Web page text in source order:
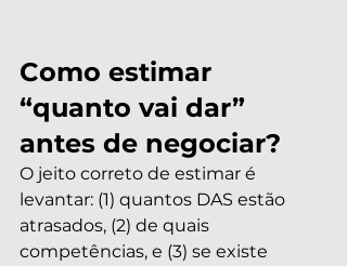
Como estimar
“quanto vai dar”
antes de negociar?
O jeito correto de estimar é
levantar: (1) quantos DAS estão
atrasados, (2) de quais
competências, e (3) se existe